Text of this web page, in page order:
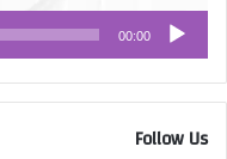
00:00
Follow Us